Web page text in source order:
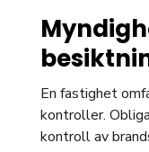
En fastighet
kontroller.
kontroll av